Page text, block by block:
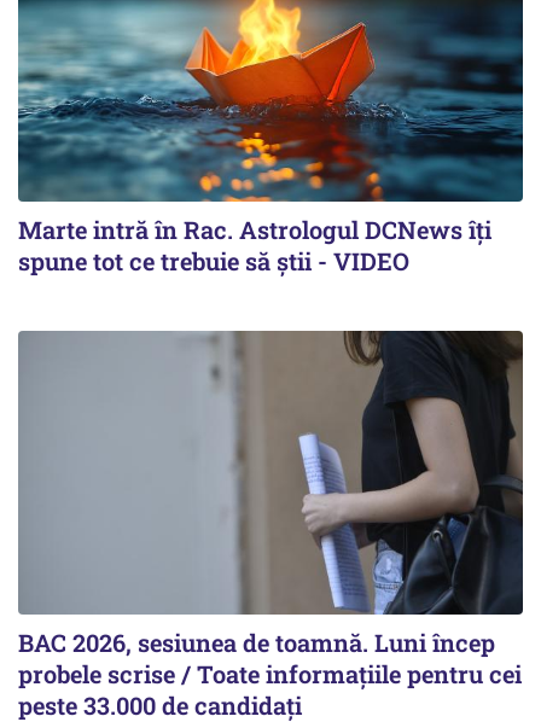
Marte intră în Rac. Astrologul DCNews îți
spune tot ce trebuie să știi - VIDEO
BAC 2026, sesiunea de toamnă. Luni încep
probele scrise / Toate informațiile pentru cei
peste 33.000 de candidați